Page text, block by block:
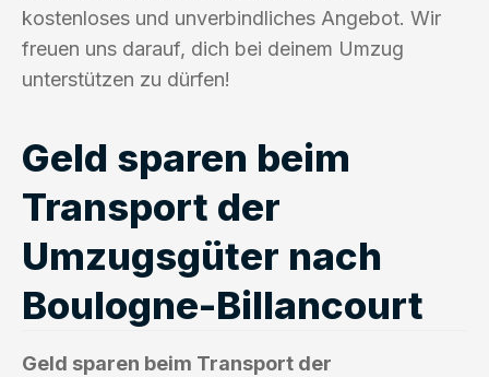
kostenloses und unverbindliches Angebot. Wir
freuen uns darauf, dich bei deinem Umzug
unterstützen zu dürfen!
Geld sparen beim
Transport der
Umzugsgüter nach
Boulogne-Billancourt
Geld sparen beim Transport der